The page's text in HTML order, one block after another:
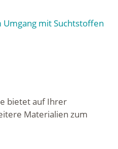
Umgang mit Suchtstoffen
bietet auf Ihrer
Materialien zum